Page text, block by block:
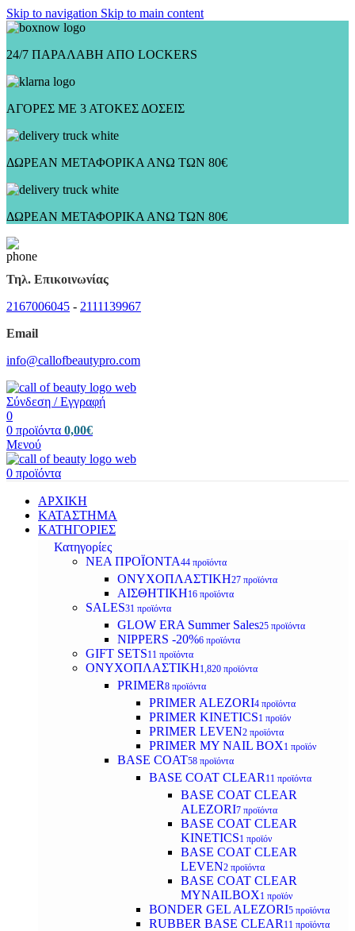
Skip to navigation Skip to main content
24/7 ΠΑΡΑΛΑΒΗ ΑΠΟ LOCKERS
ΑΓΟΡΕΣ ΜΕ 3 ΑΤΟΚΕΣ ΔΟΣΕΙΣ
ΔΩΡΕΑΝ ΜΕΤΑΦΟΡΙΚΑ ΑΝΩ ΤΩΝ 80€
ΔΩΡΕΑΝ ΜΕΤΑΦΟΡΙΚΑ ΑΝΩ ΤΩΝ 80€
Τηλ. Επικοινωνίας
2167006045 - 2111139967
Email
info@callofbeautypro.com
Σύνδεση / Εγγραφή
0
0 προϊόντα 0,00€
Μενού
0 προϊόντα
ΑΡΧΙΚΗ
ΚΑΤΑΣΤΗΜΑ
ΚΑΤΗΓΟΡΙΕΣ
Κατηγορίες
ΝΕΑ ΠΡΟΪΟΝΤΑ44 προϊόντα
ΟΝΥΧΟΠΛΑΣΤΙΚΗ27 προϊόντα
ΑΙΣΘΗΤΙΚΗ16 προϊόντα
SALES31 προϊόντα
GLOW ERA Summer Sales25 προϊόντα
NIPPERS -20%6 προϊόντα
GIFT SETS11 προϊόντα
ΟΝΥΧΟΠΛΑΣΤΙΚΗ1,820 προϊόντα
PRIMER8 προϊόντα
PRIMER ALEZORI4 προϊόντα
PRIMER KINETICS1 προϊόν
PRIMER LEVEN2 προϊόντα
PRIMER MY NAIL BOX1 προϊόν
BASE COAT58 προϊόντα
BASE COAT CLEAR 11 προϊόντα
BASE COAT CLEAR
ALEZORI7 προϊόντα
BASE COAT CLEAR
KINETICS1 προϊόν
BASE COAT CLEAR
LEVEN2 προϊόντα
BASE COAT CLEAR
MYNAILBOX1 προϊόν
BONDER GEL ALEZORI5 προϊόντα
RUBBER BASE CLEAR 11 προϊόντα